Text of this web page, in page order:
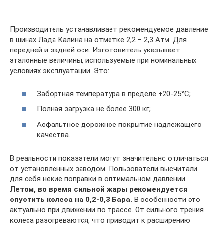
Производитель устанавливает рекомендуемое давление
в шинах Лада Калина на отметке 2,2 – 2,3 Атм. Для
передней и задней оси. Изготовитель указывает
эталонные величины, используемые при номинальных
условиях эксплуатации. Это:
Забортная температура в пределе +20-25°С;
Полная загрузка не более 300 кг;
Асфальтное дорожное покрытие надлежащего
качества.
В реальности показатели могут значительно отличаться
от установленных заводом. Пользователи высчитали
для себя некие поправки в оптимальном давлении.
Летом, во время сильной жары рекомендуется
спустить колеса на 0,2-0,3 Бара. В особенности это
актуально при движении по трассе. От сильного трения
колеса разогреваются, что приводит к расширению